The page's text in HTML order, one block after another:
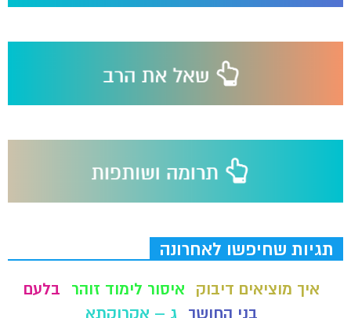
תגיות שחיפשו לאחרונה
איך מוציאים דיבוק איסור לימוד זוהר
בלעם
בני החושך
ג – אקרוקתא